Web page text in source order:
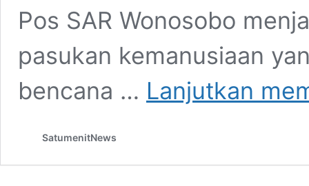
Pos SAR Wonosobo
pasukan kemanusiaan
bencana … Lanjutkan
SatumenitNews